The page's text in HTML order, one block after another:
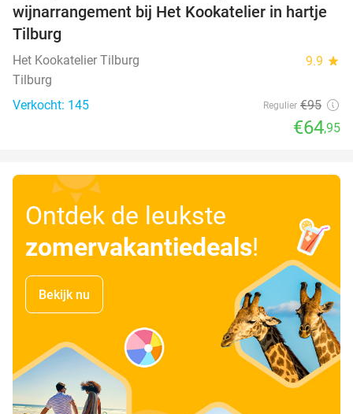
wijnarrangement bij Het Kookatelier in hartje
Tilburg
Het Kookatelier Tilburg 9.9 star
Tilburg
Verkocht: 145
Regulier €95
€64,95
Ontdek de leukste
zomervakantiedeals!
Bekijk nu